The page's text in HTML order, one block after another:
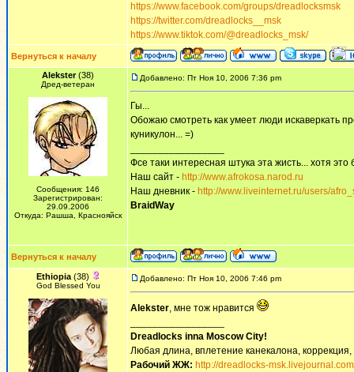
https://www.facebook.com/groups/dreadlocksmsk
https://twitter.com/dreadlocks__msk
https://www.tiktok.com/@dreadlocks_msk/
Вернуться к началу
Alekster(38)
Дред-ветеран
Сообщения: 146
Зарегистрирован:
29.09.2006
Откуда: Рашша, Краснояйск
Добавлено: Пт Ноя 10, 2006 7:36 pm
Гы...
Обожаю смотреть как умеет люди искаверкать
куникулон... =)
Фсе таки интересная штука эта жисть... хотя
Наш сайт - http://www.afrokosa.narod.ru
Наш дневник - http://www.liveinternet.ru/users/
BraidWay
Вернуться к началу
Ethiopia(38)
God Blessed You
Добавлено: Пт Ноя 10, 2006 7:46 pm
Alekster, мне тож нравится
Dreadlocks inna Moscow Сity!
Любая длина, вплетение канекалона,
Рабочий ЖЖ: http://dreadlocks-